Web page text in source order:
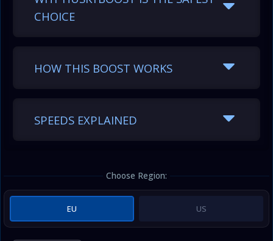
CHOICE
HOW THIS BOOST WORKS
SPEEDS EXPLAINED
Choose Region:
EU US